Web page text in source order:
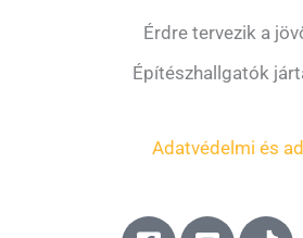
Érdre tervezik a
Építészhallgatók
Adatvédelmi és
F Y T